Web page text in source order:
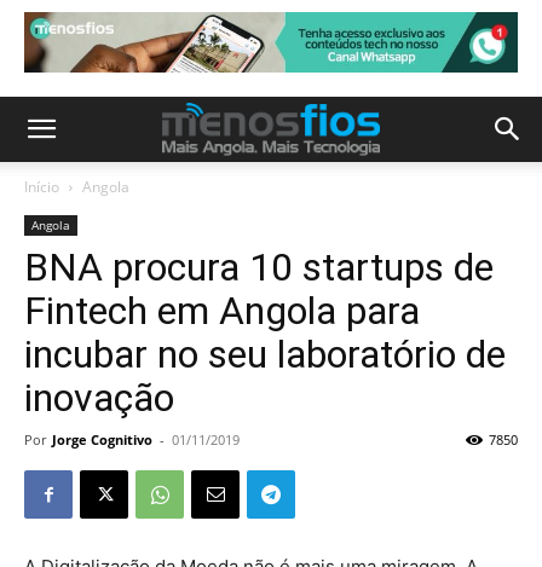
Início Angola
Angola
BNA procura 10 startups de
Fintech em Angola para
incubar no seu laboratório de
inovação
Por Jorge Cognitivo - 01/11/2019 7850